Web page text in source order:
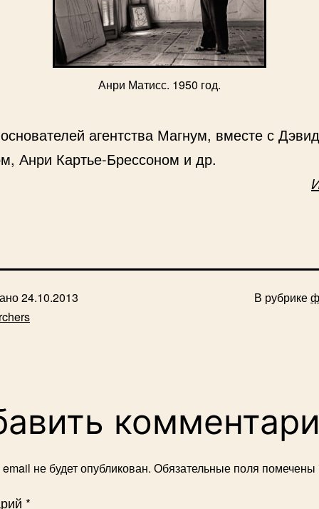
Анри Матисс. 1950 год.
агентства Магнум, вместе с
Анри Картье-Брессоном и др.
24.10.2013
В рубрике
не будет опубликован. Обязательные поля помечены
*